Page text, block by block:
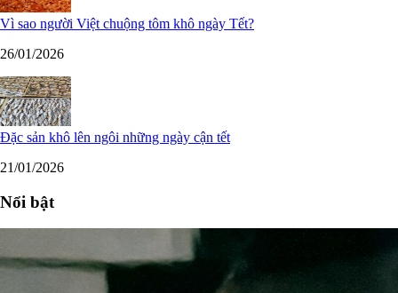
Vì sao người Việt chuộng tôm khô ngày Tết?
26/01/2026
Đặc sản khô lên ngôi những ngày cận tết
21/01/2026
Nổi bật